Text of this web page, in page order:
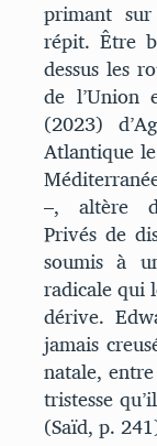
primant
répit. Être
dessus les
de l’Union
(2023)
Atlantique
–, altère
Privés de
soumis à
radicale qui
dérive.
jamais
natale,
tristesse
(Saïd, p.